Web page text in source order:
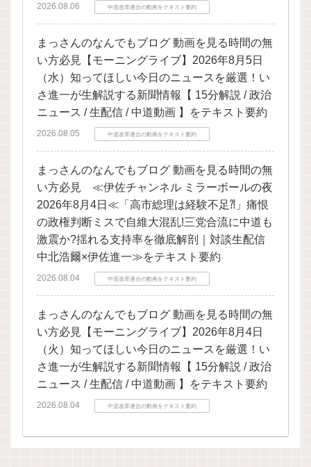
2026.08.06 中道改革連合の動画をテキスト要約
まっさんのなんでもブログ 動画を見る時間の無
い方必見【モーニングライブ】2026年8月5日
（水）知ってほしい今日のニュースを厳選！い
さ進一が生解説する新聞情報【 15分解説 / 政治
ニュース / 生配信 / 中道動画 】をテキスト要約
2026.08.05 中道改革連合の動画をテキスト要約
まっさんのなんでもブログ 動画を見る時間の無
い方必見 ≪伊佐チャンネル ミラーボールの夜
2026年8月4日≪「高市総理は経験不足⁈」痛恨
の政権判断ミスで自維大混乱!三党合流に中道も
激震か?揺れる支持率を徹底解剖｜対談生配信
中北浩爾×伊佐進一≫をテキスト要約
2026.08.04 中道改革連合の動画をテキスト要約
まっさんのなんでもブログ 動画を見る時間の無
い方必見【モーニングライブ】2026年8月4日
（火）知ってほしい今日のニュースを厳選！い
さ進一が生解説する新聞情報【 15分解説 / 政治
ニュース / 生配信 / 中道動画 】をテキスト要約
2026.08.04 中道改革連合の動画をテキスト要約